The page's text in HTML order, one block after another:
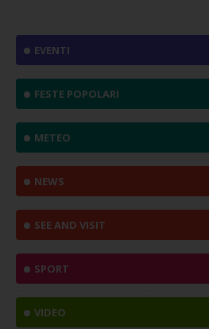
EVENTI
FESTE POPOLARI
METEO
NEWS
SEE AND VISIT
SPORT
VIDEO